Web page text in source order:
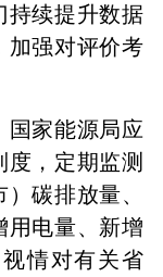
持续提升数据
加强对评价考
国家能源局应
，定期监测
碳排放量、
用电量、新增
情对有关省